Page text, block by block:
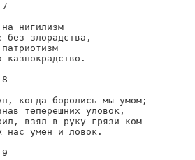
нигилизм
без злорадства,
казнокрадство.
когда боролись мы умом;
теперешних уловок,
взял в руку грязи ком
нас умен и ловок.